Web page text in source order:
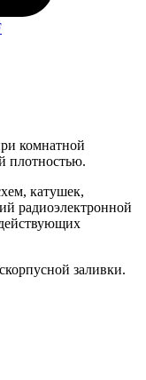
комнатной
плотностью.
катушек,
радиоэлектронной
заливки.